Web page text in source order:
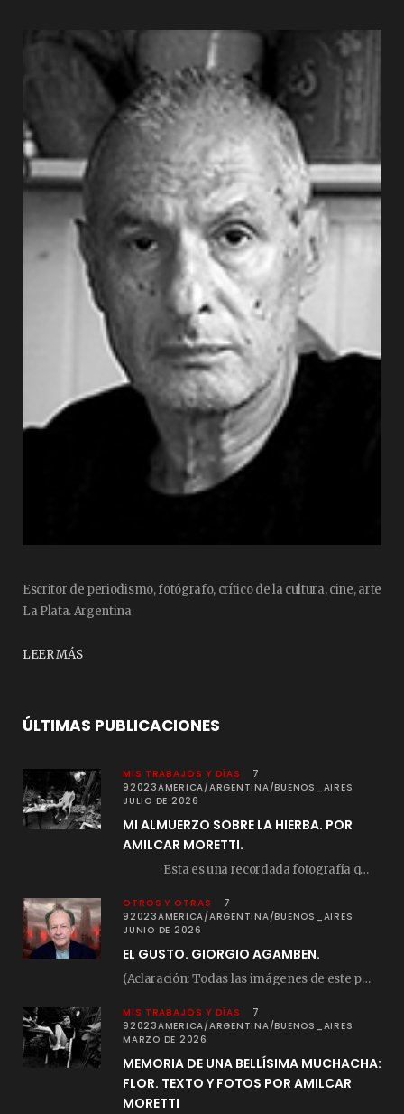
Escritor de periodismo, fotógrafo, crítico de la cultura, cine, arte
La Plata. Argentina
LEER MÁS
ÚLTIMAS PUBLICACIONES
MIS TRABAJOS Y DÍAS
7
92023AMERICA/ARGENTINA/BUENOS_AIRES
JULIO DE 2026
MI ALMUERZO SOBRE LA HIERBA. POR
AMILCAR MORETTI.
Esta es una recordada fotografía que registré…
OTROS Y OTRAS
7
92023AMERICA/ARGENTINA/BUENOS_AIRES
JUNIO DE 2026
EL GUSTO. GIORGIO AGAMBEN.
(Aclaración: Todas las imágenes de este posteo fueron tomadas de Bloghemia.com, y todos los…
MIS TRABAJOS Y DÍAS
7
92023AMERICA/ARGENTINA/BUENOS_AIRES
MARZO DE 2026
MEMORIA DE UNA BELLÍSIMA MUCHACHA:
FLOR. TEXTO Y FOTOS POR AMILCAR
MORETTI